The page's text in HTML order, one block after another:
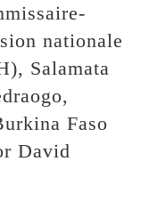
nationale
Salamata
Faso
David